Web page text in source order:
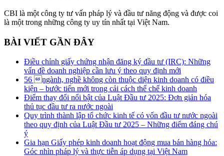
CBI là một công ty tư vấn pháp lý và đầu tư năng động và được coi
là một trong những công ty uy tín nhất tại Việt Nam.
BÀI VIẾT GẦN ĐÂY
Điều chỉnh giấy chứng nhận đăng ký đầu tư (IRC): Những
vấn đề doanh nghiệp cần lưu ý theo quy định mới
56 ngành, nghề không còn thuộc diện kinh doanh có điều
kiện – bước tiến mới trong cải cách thể chế kinh doanh
Điểm thay đổi nổi bật của Luật Đầu tư 2025: Đơn giản hóa
thủ tục đầu tư ra nước ngoài
Quy trình thành lập tổ chức kinh tế có vốn đầu tư nước ngoài
theo quy định của Luật Đầu tư 2025 – Những điểm đáng chú
ý
Gia hạn Giấy phép kinh doanh hoạt động mua bán hàng hóa:
Góc nhìn pháp lý và thực tiễn áp dụng tại Việt Nam